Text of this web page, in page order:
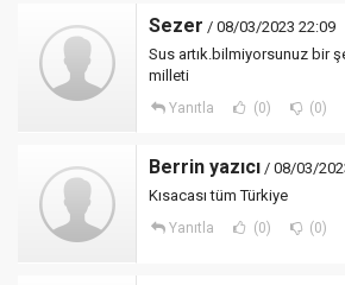
Sezer / 08/03/2023 22:09
Sus artık.bilmiyorsunuz bir
milleti
Yanıtla (0) (0)
Berrin yazıcı / 08/03/
Kısacası tüm Türkiye
Yanıtla (0) (0)